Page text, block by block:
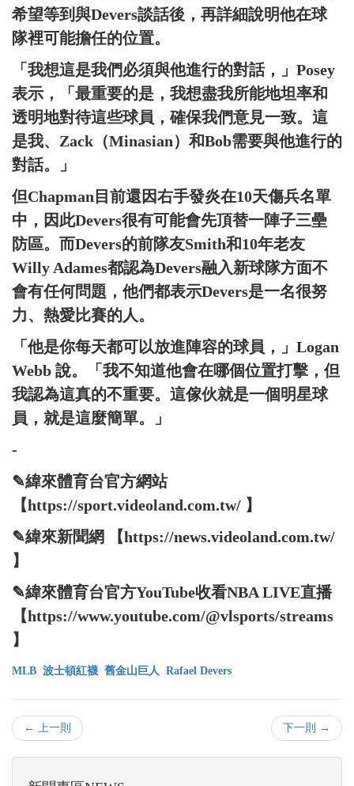
希望等到與Devers談話後，再詳細說明他在球
隊裡可能擔任的位置。
「我想這是我們必須與他進行的對話，」Posey
表示，「最重要的是，我想盡我所能地坦率和
透明地對待這些球員，確保我們意見一致。這
是我、Zack（Minasian）和Bob需要與他進行的
對話。」
但Chapman目前還因右手發炎在10天傷兵名單
中，因此Devers很有可能會先頂替一陣子三壘
防區。而Devers的前隊友Smith和10年老友
Willy Adames都認為Devers融入新球隊方面不
會有任何問題，他們都表示Devers是一名很努
力、熱愛比賽的人。
「他是你每天都可以放進陣容的球員，」Logan
Webb 說。「我不知道他會在哪個位置打擊，但
我認為這真的不重要。這傢伙就是一個明星球
員，就是這麼簡單。」
-
✎緯來體育台官方網站
【https://sport.videoland.com.tw/ 】
✎緯來新聞網 【https://news.videoland.com.tw/
】
✎緯來體育台官方YouTube收看NBA LIVE直播
【https://www.youtube.com/@vlsports/streams
】
MLB 波士頓紅襪 舊金山巨人 Rafael Devers
← 上一則 下一則 →